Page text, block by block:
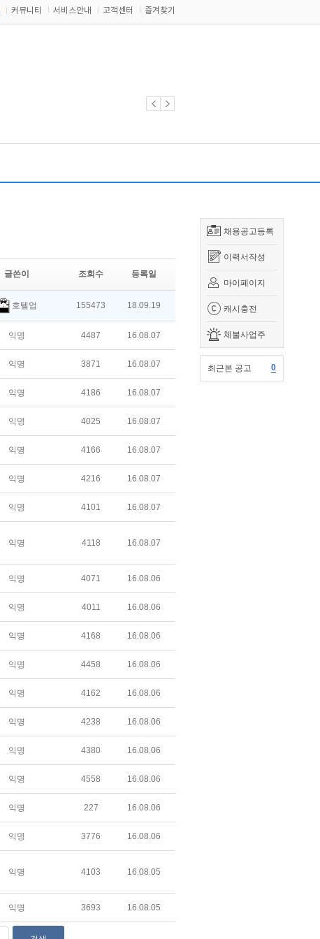
커뮤니티 서비스안내 고객센터 즐겨찾기
채용공고등록
이력서작성
마이페이지
캐시충전
체불사업주
최근본 공고 0
글쓴이 조회수 등록일
호텔업 155473 18.09.19
익명 4487 16.08.07
익명 3871 16.08.07
익명 4186 16.08.07
익명 4025 16.08.07
익명 4166 16.08.07
익명 4216 16.08.07
익명 4101 16.08.07
익명 4118 16.08.07
익명 4071 16.08.06
익명 4011 16.08.06
익명 4168 16.08.06
익명 4458 16.08.06
익명 4162 16.08.06
익명 4238 16.08.06
익명 4380 16.08.06
익명 4558 16.08.06
익명 227 16.08.06
익명 3776 16.08.06
익명 4103 16.08.05
익명 3693 16.08.05